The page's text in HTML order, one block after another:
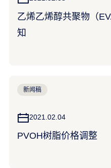
乙烯乙烯醇共聚物（
知
新闻稿
2021.02.04
PVOH树脂价格调整